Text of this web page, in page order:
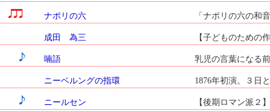
ナポリの六 「ナポリの六の和
成田 為三 【子どものための
喃語 乳児の言葉になる
ニーベルングの指環 1876年初演。３日
ニールセン 【後期ロマン派２